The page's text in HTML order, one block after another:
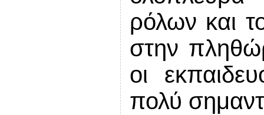
ρόλων και
στην
οι
πολύ